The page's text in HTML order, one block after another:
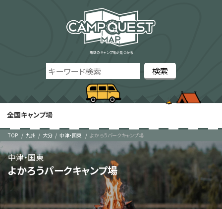
理想のキャンプ場が見つかる
全国キャンプ場
TOP 九州 大分 中津・国東 よかろうパークキャンプ場
よかろうパークキャンプ場
中津・国東